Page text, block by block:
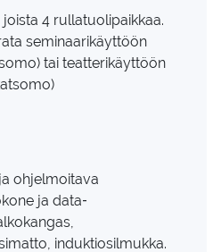
joista 4 rullatuolipaikkaa.
seminaarikäyttöön
tai teatterikäyttöön
ohjelmoitava
ja data‐
induktiosilmukka.